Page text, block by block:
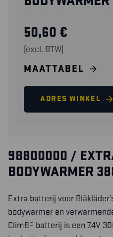
50,60 €
(excl. BTW)
MAATTABEL
ADRES WINKEL
98800000 /
BODYWARMER
Extra batterij voor
bodywarmer en
Clim8® batterij is een 7.4V